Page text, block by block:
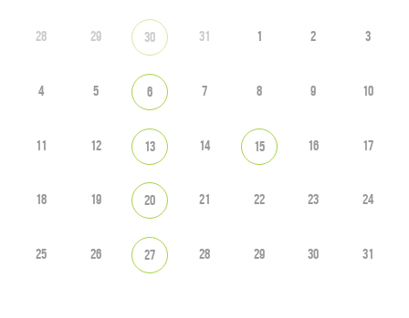
28 29 30 31 1 2 3
4 5 6 7 8 9 10
11 12 13 14 15 16 17
18 19 20 21 22 23 24
25 26 27 28 29 30 31